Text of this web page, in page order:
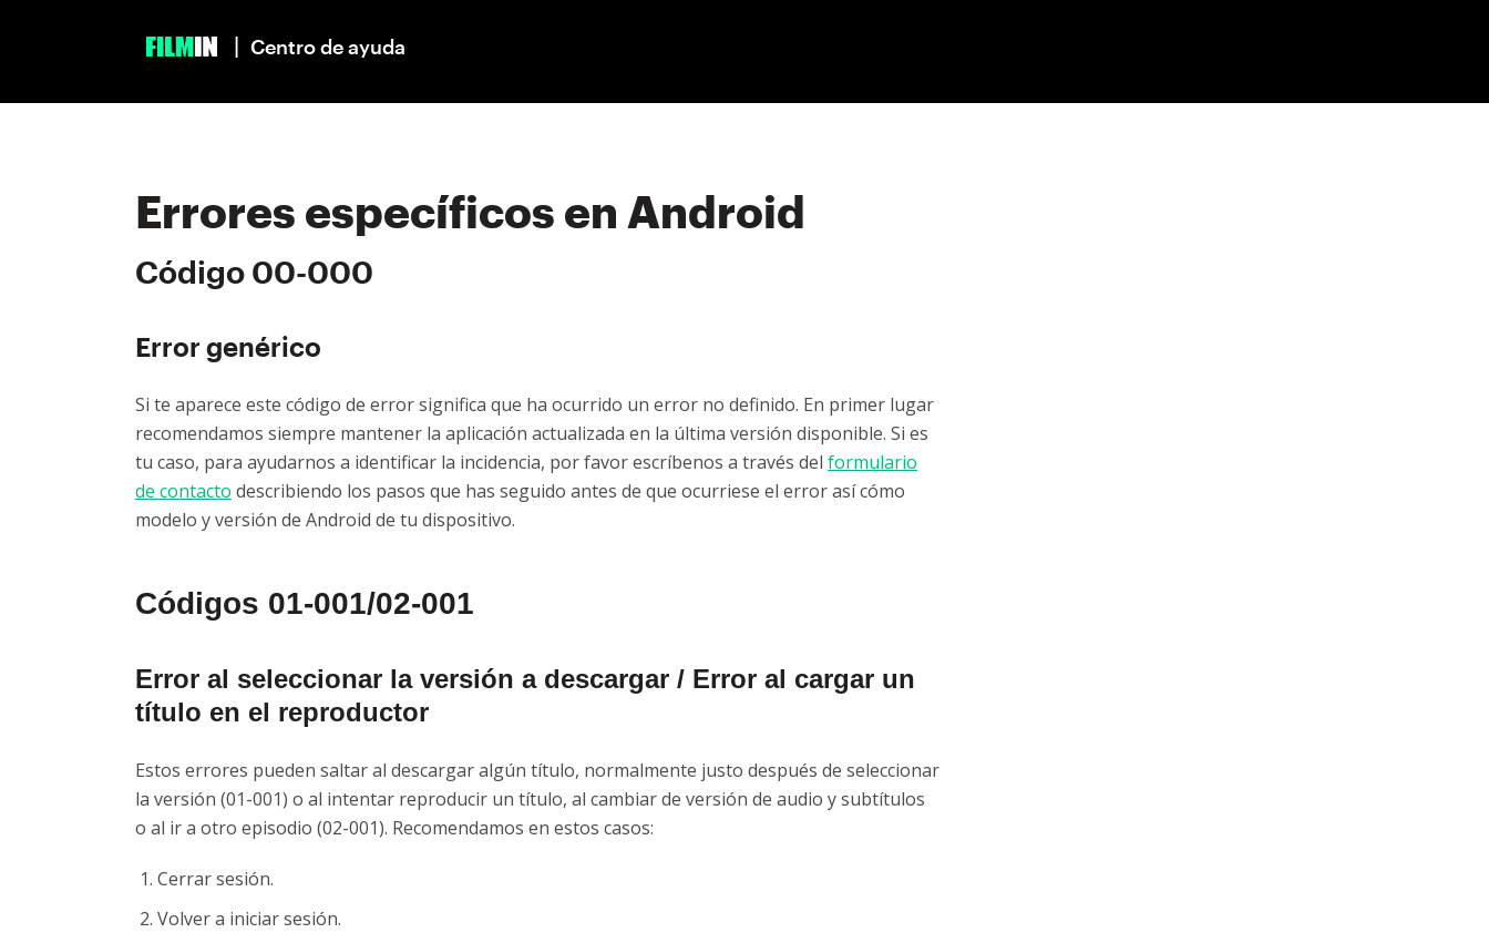
| Centro de ayuda
Errores específicos en Android
Código 00-000
Error genérico
Si te aparece este código de error significa que ha ocurrido un error no definido. En primer lugar
recomendamos siempre mantener la aplicación actualizada en la última versión disponible. Si es
tu caso, para ayudarnos a identificar la incidencia, por favor escríbenos a través del formulario
de contacto describiendo los pasos que has seguido antes de que ocurriese el error así cómo
modelo y versión de Android de tu dispositivo.
Códigos 01-001/02-001
Error al seleccionar la versión a descargar / Error al cargar un
título en el reproductor
Estos errores pueden saltar al descargar algún título, normalmente justo después de seleccionar
la versión (01-001) o al intentar reproducir un título, al cambiar de versión de audio y subtítulos
o al ir a otro episodio (02-001). Recomendamos en estos casos:
Cerrar sesión.
Volver a iniciar sesión.